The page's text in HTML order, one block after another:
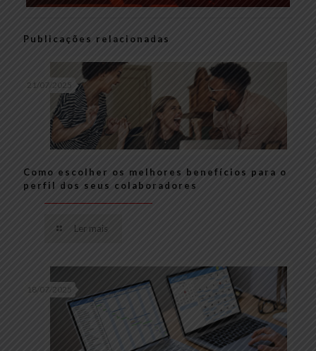
Publicações relacionadas
21/07/2025
Como escolher os melhores benefícios para o
perfil dos seus colaboradores
Ler mais
18/07/2025